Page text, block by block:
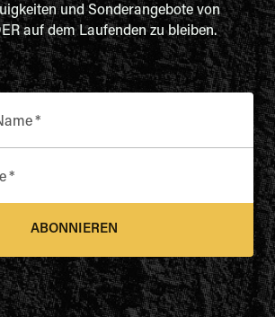
und Sonderangebote von
auf dem Laufenden zu bleiben.
*
*
ABONNIEREN